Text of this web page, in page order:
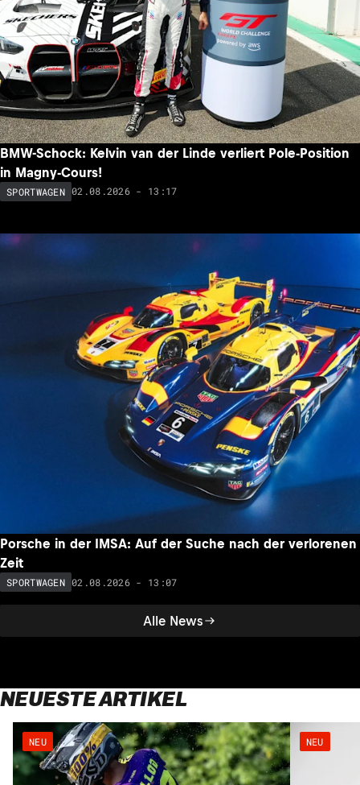
Alle News
BMW-Schock: Kelvin van der Linde verliert Pole-Position
in Magny-Cours!
SPORTWAGEN 02.08.2026 - 13:17
Porsche in der IMSA: Auf der Suche nach der verlorenen
Zeit
SPORTWAGEN 02.08.2026 - 13:07
NEUESTE ARTIKEL
NEU NEU